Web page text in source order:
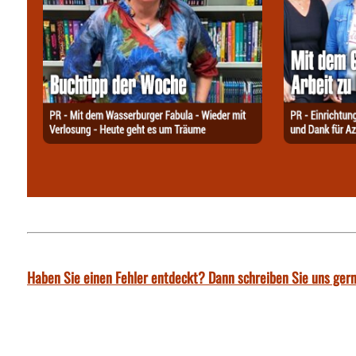
Haben Sie einen Fehler entdeckt? Dann schreiben Sie uns